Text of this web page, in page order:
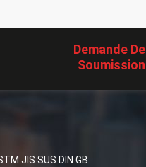
Demande De
Soumission
JIS SUS DIN GB